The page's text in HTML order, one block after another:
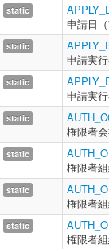
static
申請日
static
申請実
static
申請実
static
権限者
static
権限者
static
権限者
static
権限者